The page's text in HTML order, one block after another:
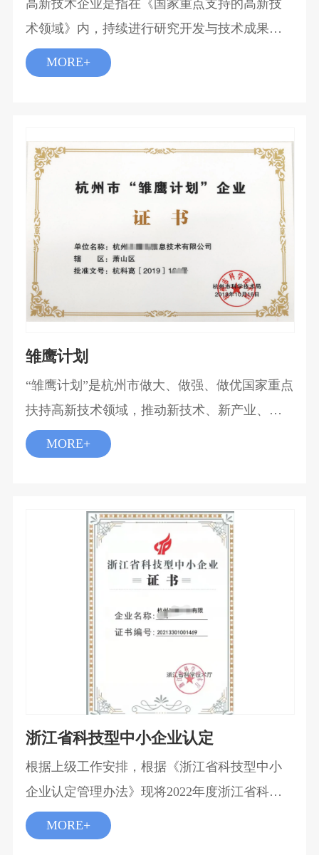
高新技术企业是指在《国家重点支持的高新技
术领域》内，持续进行研究开发与技术成果转
化，形成企业核心自主知识产权，并以此为基
础开展经营活动，在中国境内（不包括港、
务总局2016年3月联合发布修订《高新技术企业
认定管理办法》及《国家重点支持的高新技术
领域》等文件为依据，全国统一评分标准，由
省级评审、四部委审评都通过后，才能授予。
MORE+
雏鹰计划
“雏鹰计划”是杭州市做大、做强、做优国家重点
扶持高新技术领域，推动新技术、新产业、新
业态、新模式的深度融合，实现技术产业高质
量发展的重要举措。杭州是一个同时拥有未来
技城共四大科技城的核心一线城市。杭州市政
府非常重视地区企业的科技发展，为加快科技
型初创企业的成长，决定开展2022年杭州市“雏
鹰计划”企业认定工作。
MORE+
浙江省科技型中小企业认定
根据上级工作安排，根据《浙江省科技型中小
企业认定管理办法》现将2022年度浙江省科技
型中小企业认定申报事项通知如下：
MORE+